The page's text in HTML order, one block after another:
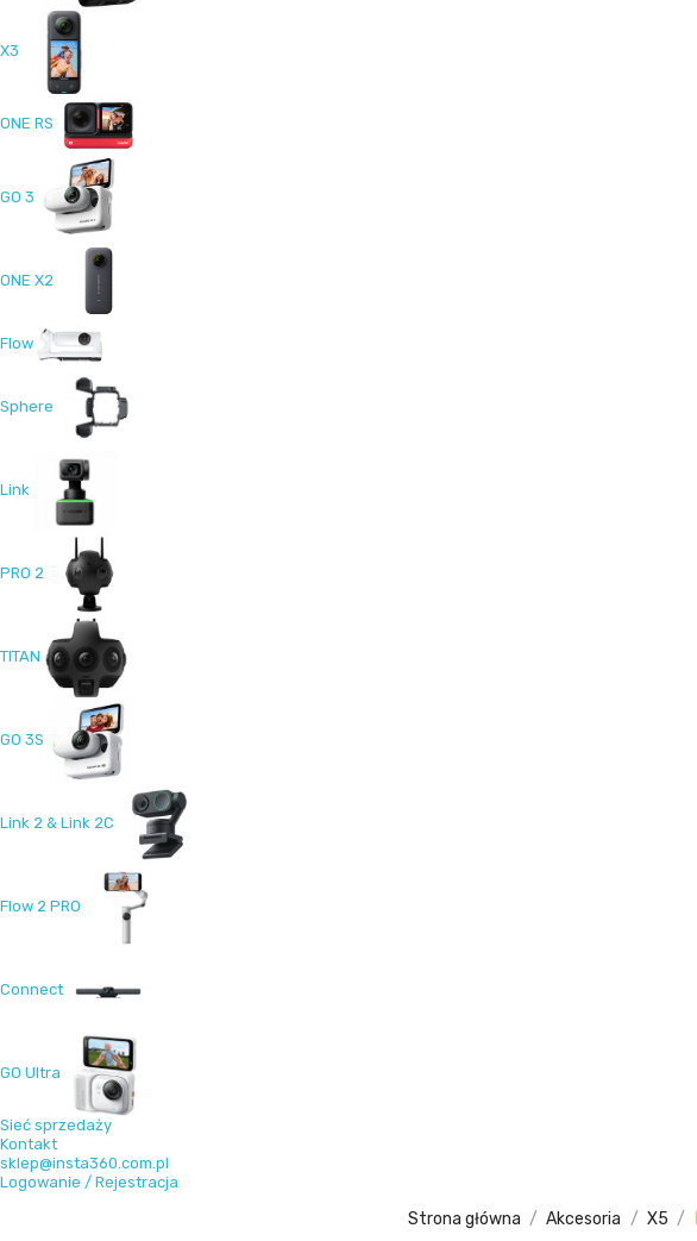
X3
ONE RS
GO 3
ONE X2
Flow
Sphere
Link
PRO 2
TITAN
GO 3S
Link 2 & Link 2C
Flow 2 PRO
Connect
GO Ultra
Sieć sprzedaży
Kontakt
sklep@insta360.com.pl
Logowanie / Rejestracja
Strona główna Akcesoria X5